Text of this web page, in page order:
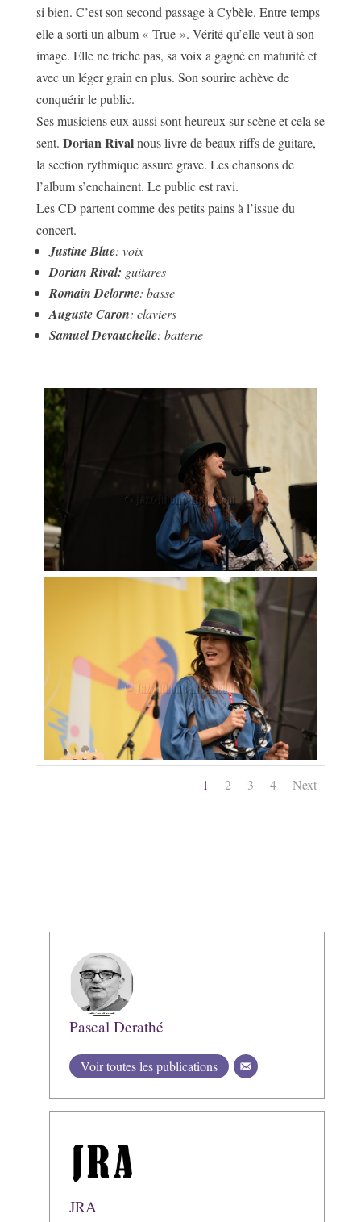
si bien. C’est son second passage à Cybèle. Entre temps
elle a sorti un album « True ». Vérité qu’elle veut à son
image. Elle ne triche pas, sa voix a gagné en maturité et
avec un léger grain en plus. Son sourire achève de
conquérir le public.
Ses musiciens eux aussi sont heureux sur scène et cela se
sent. Dorian Rivalnous livre de beaux riffs de guitare,
la section rythmique assure grave. Les chansons de
l’album s’enchainent. Le public est ravi.
Les CD partent comme des petits pains à l’issue du
concert.
Justine Blue: voix
Dorian Rival: guitares
Romain Delorme: basse
Auguste Caron: claviers
Samuel Devauchelle: batterie
1 2 3 4 Next
Pascal Derathé
Voir toutes les publications
JRA